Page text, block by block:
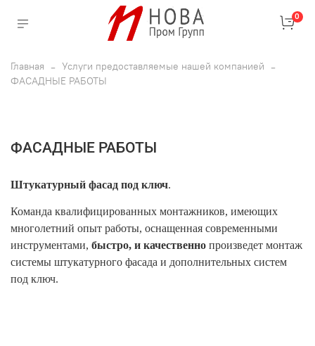
0
Главная
Услуги предоставляемые нашей компанией
ФАСАДНЫЕ РАБОТЫ
ФАСАДНЫЕ РАБОТЫ
Штукатурный фасад под ключ.
Команда квалифицированных монтажников, имеющих
многолетний опыт работы, оснащенная современными
инструментами, быстро, и качественно произведет монтаж
системы штукатурного фасада и дополнительных систем
под ключ.